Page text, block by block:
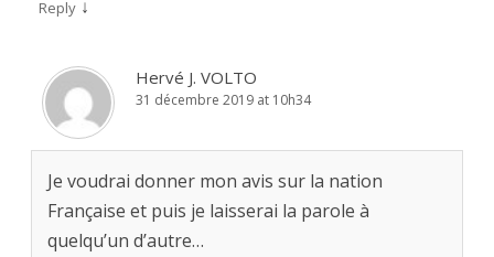
Reply ↓
Hervé J. VOLTO
31 décembre 2019 at 10h34
Je voudrai donner mon avis sur la nation
Française et puis je laisserai la parole à
quelqu’un d’autre…